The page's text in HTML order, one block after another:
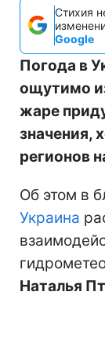
Стихия
Google
Погода в
ощутимо
жаре
значения,
регионов
Об этом в
Украина
Наталья